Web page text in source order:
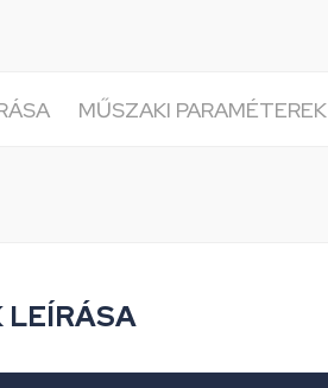
MŰSZAKI PARAMÉTEREK
LEÍRÁSA